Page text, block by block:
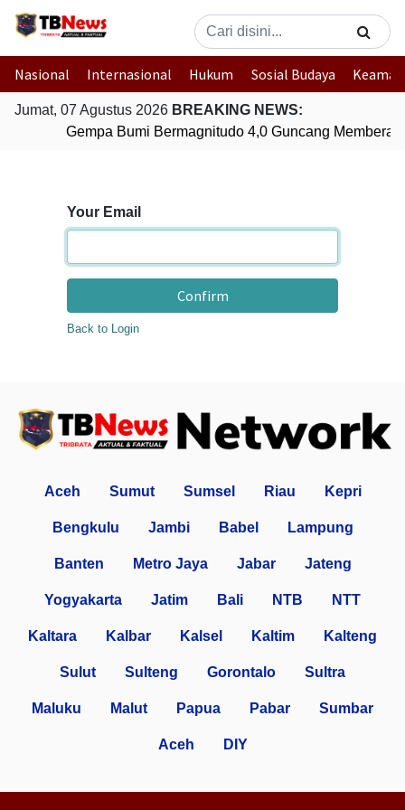
Nasional Internasional Hukum Sosial Budaya
Jumat, 07 Agustus 2026 BREAKING NEWS:
Gempa Bumi Bermagnitudo 4,0 Guncang
Your Email
Confirm
Back to Login
Aceh Sumut Sumsel Riau Kepri
Bengkulu Jambi Babel Lampung
Banten Metro Jaya Jabar Jateng
Yogyakarta Jatim Bali NTB NTT
Kaltara Kalbar Kalsel Kaltim Kalteng
Sulut Sulteng Gorontalo Sultra
Maluku Malut Papua Pabar Sumbar
Aceh DIY